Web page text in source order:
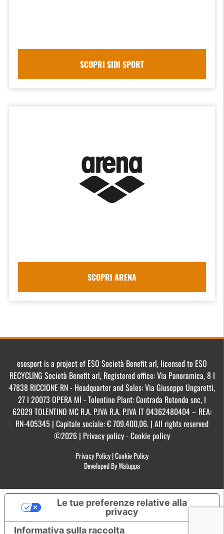
SCOPRI SIDI SPORT
SCOPRI ARENA
esosport is a project of ESO Società Benefit arl, licensed to ESO
RECYCLING Società Benefit arl, Registered office: Via Panoramica, 8 I
47838 RICCIONE RN - Headquarter and Sales: Via Giuseppe Ungaretti,
27 I 20073 OPERA MI - Tolentino Plant: Contrada Rotondo snc, I
62029 TOLENTINO MC R.A. P.IVA R.A. P.IVA IT 04362480404 – REA:
RN-405345 | Capitale sociale: € 709.400,06. | All rights reserved
©2026 | Privacy policy - Cookie policy
Privacy Policy|Cookie Policy
Developed By Watuppa
Informativa sulla raccolta
Le tue preferenze relative alla
privacy